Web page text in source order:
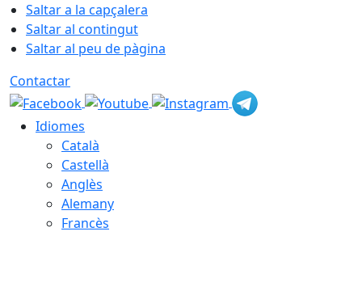
Saltar a la capçalera
Saltar al contingut
Saltar al peu de pàgina
Contactar
Idiomes
Català
Castellà
Anglès
Alemany
Francès